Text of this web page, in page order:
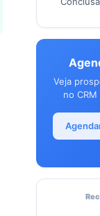
Veja
no